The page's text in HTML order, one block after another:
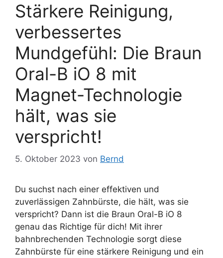
Stärkere Reinigung,
verbessertes
Mundgefühl: Die Braun
Oral-B iO 8 mit
Magnet-Technologie
hält, was sie
verspricht!
5. Oktober 2023 von Bernd
Du suchst nach einer effektiven und
zuverlässigen Zahnbürste, die hält, was sie
verspricht? Dann ist die Braun Oral-B iO 8
genau das Richtige für dich! Mit ihrer
bahnbrechenden Technologie sorgt diese
Zahnbürste für eine stärkere Reinigung und ein